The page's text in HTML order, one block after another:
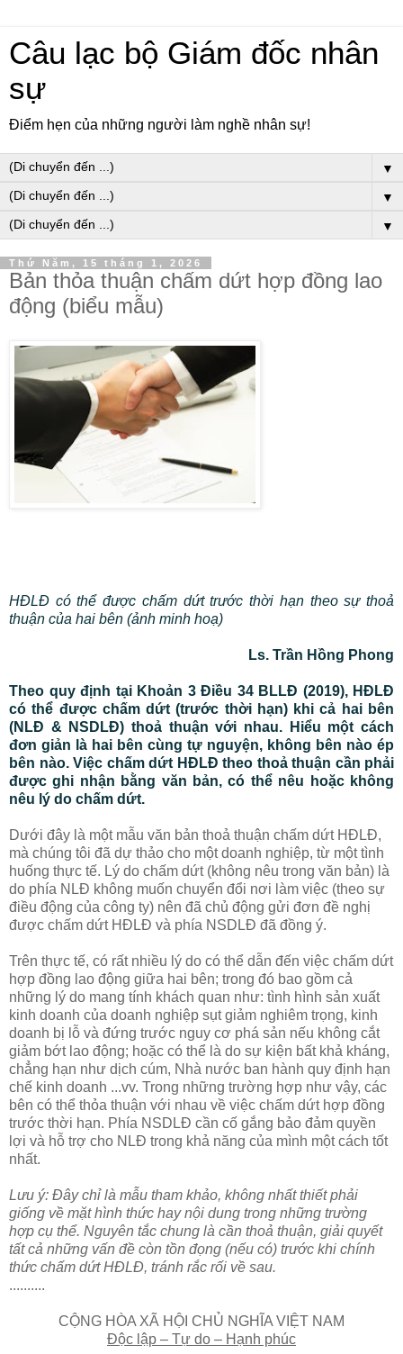
Câu lạc bộ Giám đốc nhân
sự
Điểm hẹn của những người làm nghề nhân sự!
▼
▼
▼
Thứ Năm, 15 tháng 1, 2026
Bản thỏa thuận chấm dứt hợp đồng lao
động (biểu mẫu)
HĐLĐ có thể được chấm dứt trước thời hạn theo sự thoả
thuận của hai bên (ảnh minh hoạ)
Ls. Trần Hồng Phong
Theo quy định tại Khoản 3 Điều 34 BLLĐ (2019), HĐLĐ
có thể được chấm dứt (trước thời hạn) khi cả hai bên
(NLĐ & NSDLĐ) thoả thuận với nhau. Hiểu một cách
đơn giản là hai bên cùng tự nguyện, không bên nào ép
bên nào. Việc chấm dứt HĐLĐ theo thoả thuận cần phải
được ghi nhận bằng văn bản, có thể nêu hoặc không
nêu lý do chấm dứt.
Dưới đây là một mẫu văn bản thoả thuận chấm dứt HĐLĐ,
mà chúng tôi đã dự thảo cho một doanh nghiệp, từ một tình
huống thực tế. Lý do chấm dứt (không nêu trong văn bản) là
do phía NLĐ không muốn chuyển đổi nơi làm việc (theo sự
điều động của công ty) nên đã chủ động gửi đơn đề nghị
được chấm dứt HĐLĐ và phía NSDLĐ đã đồng ý.
Trên thực tế, có rất nhiều lý do có thể dẫn đến việc chấm dứt
hợp đồng lao động giữa hai bên; trong đó bao gồm cả
những lý do mang tính khách quan như: tình hình sản xuất
kinh doanh của doanh nghiệp sụt giảm nghiêm trọng, kinh
doanh bị lỗ và đứng trước nguy cơ phá sản nếu không cắt
giảm bớt lao động; hoặc có thể là do sự kiện bất khả kháng,
chẳng hạn như dịch cúm, Nhà nước ban hành quy định hạn
chế kinh doanh ...vv. Trong những trường hợp như vậy, các
bên có thể thỏa thuận với nhau về việc chấm dứt hợp đồng
trước thời hạn. Phía NSDLĐ cần cố gắng bảo đảm quyền
lợi và hỗ trợ cho NLĐ trong khả năng của mình một cách tốt
nhất.
Lưu ý: Đây chỉ là mẫu tham khảo, không nhất thiết phải
giống về mặt hình thức hay nội dung trong những trường
hợp cụ thể. Nguyên tắc chung là cần thoả thuận, giải quyết
tất cả những vấn đề còn tồn đọng (nếu có) trước khi chính
thức chấm dứt HĐLĐ, tránh rắc rối về sau.
..........
CỘNG HÒA XÃ HỘI CHỦ NGHĨA VIỆT NAM
Độc lập – Tự do – Hạnh phúc